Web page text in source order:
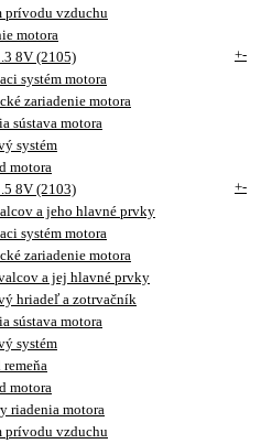
prívodu vzduchu
motora
8V (2105)
+-
systém motora
zariadenie motora
sústava motora
systém
motora
8V (2103)
+-
a jeho hlavné prvky
systém motora
zariadenie motora
a jej hlavné prvky
hriadeľ a zotrvačník
sústava motora
systém
remeňa
motora
riadenia motora
prívodu vzduchu